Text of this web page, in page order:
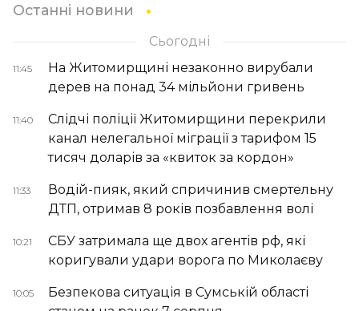
Останні новини
Сьогодні
11:45
На Житомирщині незаконно вирубали
дерев на понад 34 мільйони гривень
11:40
Слідчі поліції Житомирщини перекрили
канал нелегальної міграції з тарифом 15
тисяч доларів за «квиток за кордон»
11:33
Водій-пияк, який спричинив смертельну
ДТП, отримав 8 років позбавлення волі
10:21
СБУ затримала ще двох агентів рф, які
коригували удари ворога по Миколаєву
10:05
Безпекова ситуація в Сумській області